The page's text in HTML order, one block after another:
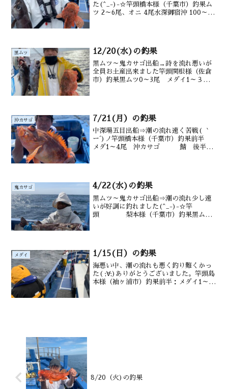
た(^_-)-☆竿頭橋本様（千葉市）釣果ム
ツ 2～6尾、オニ 4尾水深御宿沖 100～
黒ムツ 12/20(水)の釣果
黒ムツ～鬼カサゴ出船→詩を流れ悪いが
全員お土産出来ました竿頭関根様（佐倉
市）釣果黒ムツ0～3尾 メダイ1～３
沖カサゴ 7/21(月）の釣果
中深場五目出船⇒潮の流れ速く苦戦( ｀
ー´)ノ竿頭橋本様（千葉市）釣果前半
メダ1～4尾 沖カサゴ 鯖 後半オ
鬼カサゴ 4/22(水)の釣果
黒ムツ～鬼カサゴ出船⇒潮の流れ少し速
いが好調に釣れました(^_-)-☆竿
頭 梨本様（千葉市）釣果黒ム
メダイ 1/15(日）の釣果
海悪い中、潮の流れも悪く釣り難くかっ
た( ;∀;)ありがとうございました。竿頭島
本様（袖ヶ浦市）釣果前半：メダイ1～4
8/20（火)の釣果